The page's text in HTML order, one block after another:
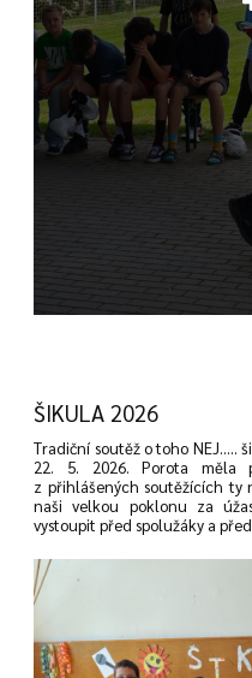
ŠIKULA 2026
Tradiční soutěž o toho NEJ.....
22. 5. 2026. Porota měla
z přihlášených soutěžících ty
naši velkou poklonu za
vystoupit před spolužáky a